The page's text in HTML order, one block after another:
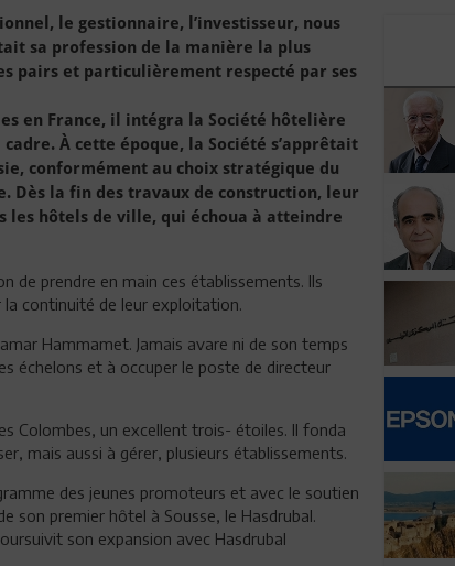
le gestionnaire, l’investisseur, nous
sa profession de la manière la plus
pairs et particulièrement respecté par ses
en France, il intégra la Société hôtelière
À cette époque, la Société s’apprêtait
conformément au choix stratégique du
Dès la fin des travaux de construction, leur
les hôtels de ville, qui échoua à atteindre
de prendre en main ces établissements. Ils
la continuité de leur exploitation.
Hammamet. Jamais avare ni de son temps
échelons et à occuper le poste de directeur
Colombes, un excellent trois- étoiles. Il fonda
mais aussi à gérer, plusieurs établissements.
des jeunes promoteurs et avec le soutien
son premier hôtel à Sousse, le Hasdrubal.
son expansion avec Hasdrubal